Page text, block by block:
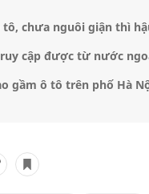
chưa nguôi giận thì
cập được từ nước
gầm ô tô trên phố Hà